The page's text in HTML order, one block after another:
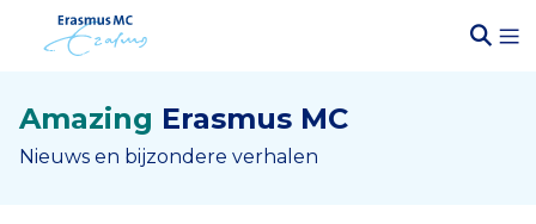
Amazing Erasmus MC
Nieuws en bijzondere verhalen